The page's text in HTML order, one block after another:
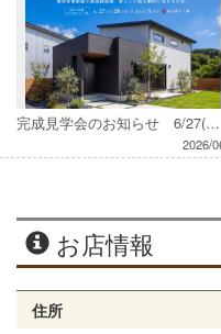
完成見学会のお知らせ 6/27(土)・28(日)・7/4(土)・5(日)
2026/
お店情報
住所